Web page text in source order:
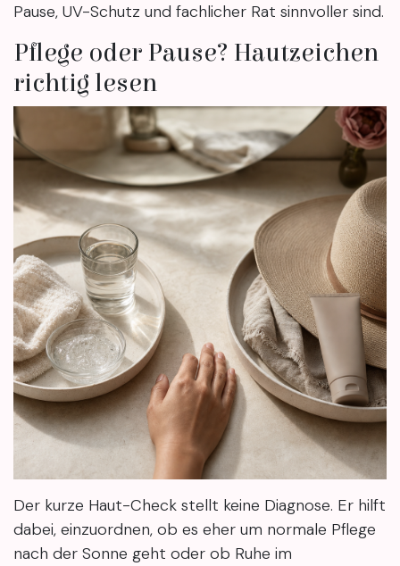
Pause, UV-Schutz und fachlicher Rat sinnvoller sind.
Pflege oder Pause? Hautzeichen
richtig lesen
Der kurze Haut-Check stellt keine Diagnose. Er hilft
dabei, einzuordnen, ob es eher um normale Pflege
nach der Sonne geht oder ob Ruhe im